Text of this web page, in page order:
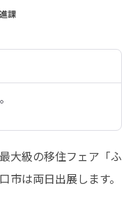
課
大級の移住フェア「ふ
市は両日出展します。